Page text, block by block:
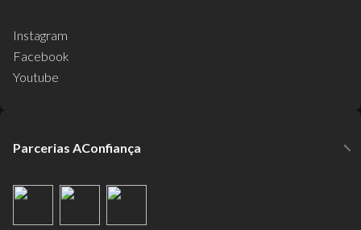
Instagram
Facebook
Youtube
Parcerias AConfiança